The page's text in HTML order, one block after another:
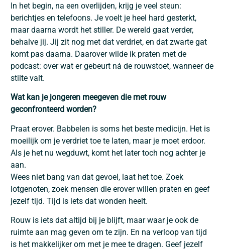
In het begin, na een overlijden, krijg je veel steun:
berichtjes en telefoons. Je voelt je heel hard gesterkt,
maar daarna wordt het stiller. De wereld gaat verder,
behalve jij. Jij zit nog met dat verdriet, en dat zwarte gat
komt pas daarna. Daarover wilde ik praten met de
podcast: over wat er gebeurt ná de rouwstoet, wanneer de
stilte valt.
Wat kan je jongeren meegeven die met rouw
geconfronteerd worden?
Praat erover. Babbelen is soms het beste medicijn. Het is
moeilijk om je verdriet toe te laten, maar je moet erdoor.
Als je het nu wegduwt, komt het later toch nog achter je
aan.
Wees niet bang van dat gevoel, laat het toe. Zoek
lotgenoten, zoek mensen die erover willen praten en geef
jezelf tijd. Tijd is iets dat wonden heelt.
Rouw is iets dat altijd bij je blijft, maar waar je ook de
ruimte aan mag geven om te zijn. En na verloop van tijd
is het makkelijker om met je mee te dragen. Geef jezelf